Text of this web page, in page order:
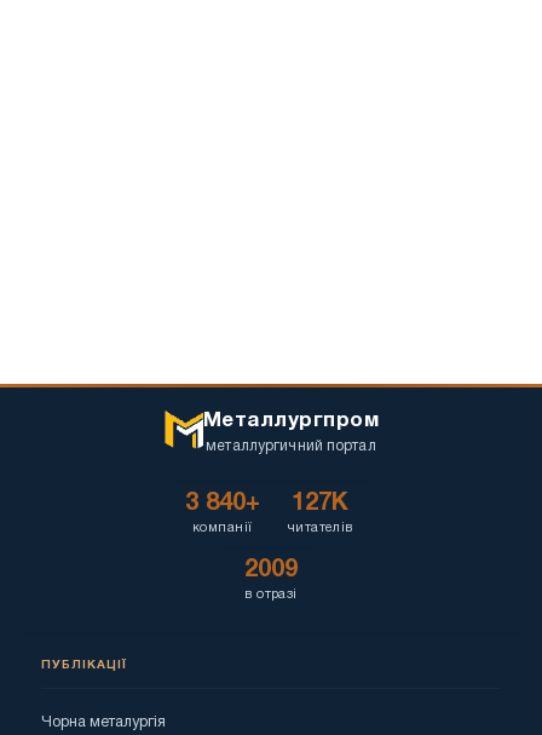
Металлургпром
металлургичний портал
3 840+
компанії
127K
читателів
2009
в отразі
ПУБЛІКАЦІЇ
Чорна металургія